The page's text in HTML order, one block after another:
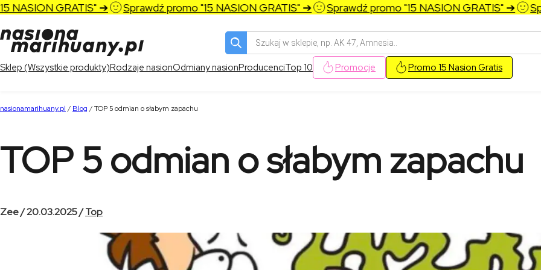
GRATIS" ➔ Sprawdź promo "15 NASION GRATIS" ➔ Sprawdź promo "15 NASION GRATIS" ➔ Sprawdź
Wyszukiwarka
produktów
Sklep (Wszystkie produkty)Rodzaje nasionOdmiany nasionProducenciTop 10 Promocje Promo 15 Nasion Gratis
nasionamarihuany.pl / Blog /TOP 5 odmian o słabym zapachu
TOP 5 odmian o słabym zapachu
Zee / 20.03.2025 /Top